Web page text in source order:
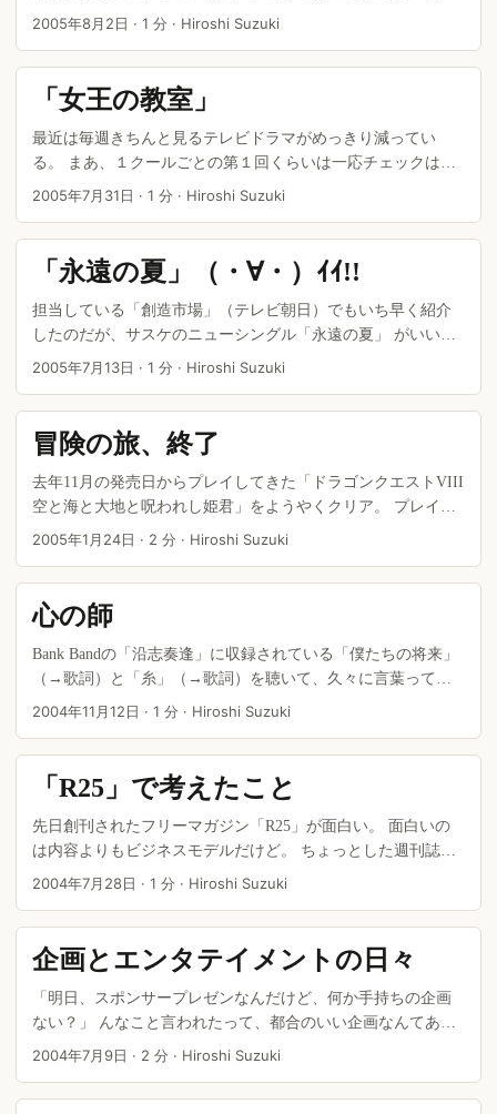
曲だけレパートリーがあれば、どこで弾いても大ウケ間違い
2005年8月2日 · 1 分 · Hiroshi Suzuki
「女王の教室」
最近は毎週きちんと見るテレビドラマがめっきり減ってい
る。 まあ、１クールごとの第１回くらいは一応チェックはす
るけれど。 そんな中、今クールは久々に続けて見ている作品
2005年7月31日 · 1 分 · Hiroshi Suzuki
「永遠の夏」（・∀・）ｲｲ!!
担当している「創造市場」（テレビ朝日）でもいち早く紹介
したのだが、サスケのニューシングル「永遠の夏」 がいい！
夏の終わりの甘くて切ないラブソング。 一度聴いてこんな気
か。 今、原稿を書くときのBGMはこの曲がリピートでずっと
かかっている状態だ。 ...
2005年7月13日 · 1 分 · Hiroshi Suzuki
冒険の旅、終了
去年11月の発売日からプレイしてきた「ドラゴンクエストVIII
空と海と大地と呪われし姫君」をようやくクリア。 プレイ時
間：107時間（最初のエンディングまで75時間） 走破距離：
数：3164回 全滅回数：13回 ...
2005年1月24日 · 2 分 · Hiroshi Suzuki
心の師
Bank Bandの「沿志奏逢」に収録されている「僕たちの将来」
（→歌詞）と「糸」（→歌詞）を聴いて、久々に言葉ってい
いなぁと思った。 ２曲とも中島みゆきのカバー。 中島みゆき
て」と「EAST ASIA」に収録）をよく知っているが、桜井バ
ージョンも悪くない。 ...
2004年11月12日 · 1 分 · Hiroshi Suzuki
「R25」で考えたこと
先日創刊されたフリーマガジン「R25」が面白い。 面白いの
は内容よりもビジネスモデルだけど。 ちょっとした週刊誌並
の内容でお値段は無料というお得感はなんだかウェブのコン
無料版といい、リクルートのビジネスは情報無料化の方向に
突っ走っている印象だ。 ...
2004年7月28日 · 1 分 · Hiroshi Suzuki
企画とエンタテイメントの日々
「明日、スポンサープレゼンなんだけど、何か手持ちの企画
ない？」 んなこと言われたって、都合のいい企画なんてある
はずがない。 〆切まで１５時間という無茶なプロデューサー
した状況は嫌いじゃない（笑）。 ...
2004年7月9日 · 2 分 · Hiroshi Suzuki